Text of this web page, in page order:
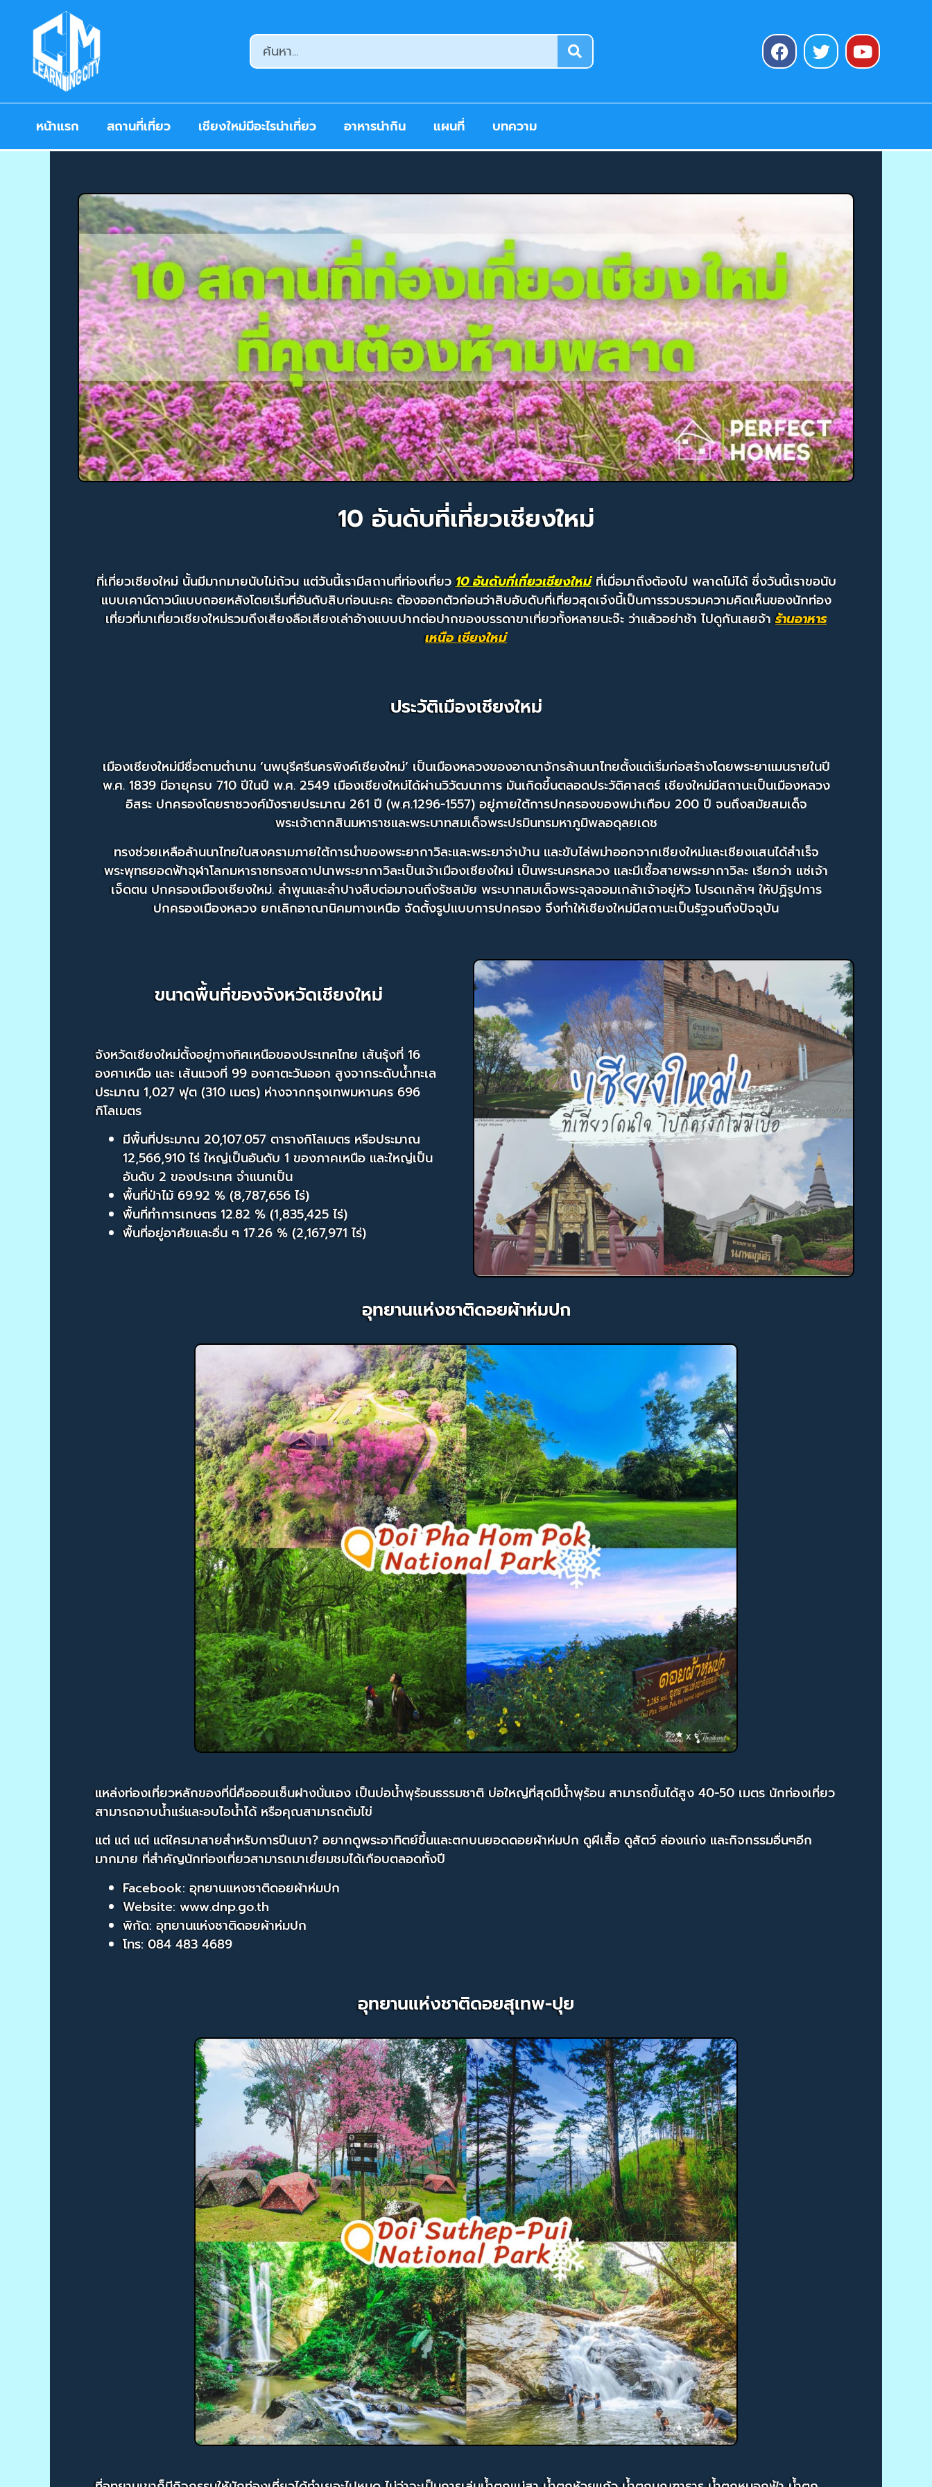
หน้าแรก สถานที่เที่ยว เชียงใหม่มีอะไรน่าเที่ยว อาหารน่ากิน แผนที่ บทความ
10 อันดับที่เที่ยวเชียงใหม่
ที่เที่ยวเชียงใหม่ นั้นมีมากมายนับไม่ถ้วน แต่วันนี้เรามีสถานที่ท่องเที่ยว10 อันดับที่เที่ยวเชียงใหม่ที่เมื่อมาถึงต้องไป พลาดไม่ได้ ซึ่งวันนี้เราขอนับ
แบบเคาน์ดาวน์แบบถอยหลังโดยเริ่มที่อันดับสิบก่อนนะคะ ต้องออกตัวก่อนว่าสิบอับดับที่เที่ยวสุดเจ๋งนี้เป็นการรวบรวมความคิดเห็นของนักท่อง
เที่ยวที่มาเที่ยวเชียงใหม่รวมถึงเสียงลือเสียงเล่าอ้างแบบปากต่อปากของบรรดาขาเที่ยวทั้งหลายนะจ๊ะ ว่าแล้วอย่าช้า ไปดูกันเลยจ้าร้านอาหาร
เหนือ เชียงใหม่
ประวัติเมืองเชียงใหม่
เมืองเชียงใหม่มีชื่อตามตำนาน ‘นพบุรีศรีนครพิงค์เชียงใหม่’ เป็นเมืองหลวงของอาณาจักรล้านนาไทยตั้งแต่เริ่มก่อสร้างโดยพระยาแมนรายในปี
พ.ศ. 1839 มีอายุครบ 710 ปีในปี พ.ศ. 2549 เมืองเชียงใหม่ได้ผ่านวิวัฒนาการ มันเกิดขึ้นตลอดประวัติศาสตร์ เชียงใหม่มีสถานะเป็นเมืองหลวง
อิสระ ปกครองโดยราชวงศ์มังรายประมาณ 261 ปี (พ.ศ.1296-1557) อยู่ภายใต้การปกครองของพม่าเกือบ 200 ปี จนถึงสมัยสมเด็จ
พระเจ้าตากสินมหาราชและพระบาทสมเด็จพระปรมินทรมหาภูมิพลอดุลยเดช
ทรงช่วยเหลือล้านนาไทยในสงครามภายใต้การนำของพระยากาวิละและพระยาจ่าบ้าน และขับไล่พม่าออกจากเชียงใหม่และเชียงแสนได้สำเร็จ
พระพุทธยอดฟ้าจุฬาโลกมหาราชทรงสถาปนาพระยากาวิละเป็นเจ้าเมืองเชียงใหม่ เป็นพระนครหลวง และมีเชื้อสายพระยากาวิละ เรียกว่า แซ่เจ้า
เจ็ดตน ปกครองเมืองเชียงใหม่. ลำพูนและลำปางสืบต่อมาจนถึงรัชสมัย พระบาทสมเด็จพระจุลจอมเกล้าเจ้าอยู่หัว โปรดเกล้าฯ ให้ปฏิรูปการ
ปกครองเมืองหลวง ยกเลิกอาณานิคมทางเหนือ จัดตั้งรูปแบบการปกครอง จึงทำให้เชียงใหม่มีสถานะเป็นรัฐจนถึงปัจจุบัน
ขนาดพื้นที่ของจังหวัดเชียงใหม่
จังหวัดเชียงใหม่ตั้งอยู่ทางทิศเหนือของประเทศไทย เส้นรุ้งที่ 16
องศาเหนือ และ เส้นแวงที่ 99 องศาตะวันออก สูงจากระดับน้ำทะเล
ประมาณ 1,027 ฟุต (310 เมตร) ห่างจากกรุงเทพมหานคร 696
กิโลเมตร
มีพื้นที่ประมาณ 20,107.057 ตารางกิโลเมตร หรือประมาณ
12,566,910 ไร่ ใหญ่เป็นอันดับ 1 ของภาคเหนือ และใหญ่เป็น
อันดับ 2 ของประเทศ จำแนกเป็น
พื้นที่ป่าไม้ 69.92 % (8,787,656 ไร่)
พื้นที่ทำการเกษตร 12.82 % (1,835,425 ไร่)
พื้นที่อยู่อาศัยและอื่น ๆ 17.26 % (2,167,971 ไร่)
อุทยานแห่งชาติดอยผ้าห่มปก
แหล่งท่องเที่ยวหลักของที่นี่คือออนเซ็นฝางนั่นเอง เป็นบ่อน้ำพุร้อนธรรมชาติ บ่อใหญ่ที่สุดมีน้ำพุร้อน สามารถขึ้นได้สูง 40-50 เมตร นักท่องเที่ยว
สามารถอาบน้ำแร่และอบไอน้ำได้ หรือคุณสามารถต้มไข่
แต่ แต่ แต่ แต่ใครมาสายสำหรับการปีนเขา? อยากดูพระอาทิตย์ขึ้นและตกบนยอดดอยผ้าห่มปก ดูผีเสื้อ ดูสัตว์ ล่องแก่ง และกิจกรรมอื่นๆอีก
มากมาย ที่สำคัญนักท่องเที่ยวสามารถมาเยี่ยมชมได้เกือบตลอดทั้งปี
Facebook: อุทยานแหงชาติดอยผ้าห่มปก
Website: www.dnp.go.th
พิกัด: อุทยานแห่งชาติดอยผ้าห่มปก
โทร: 084 483 4689
อุทยานแห่งชาติดอยสุเทพ-ปุย